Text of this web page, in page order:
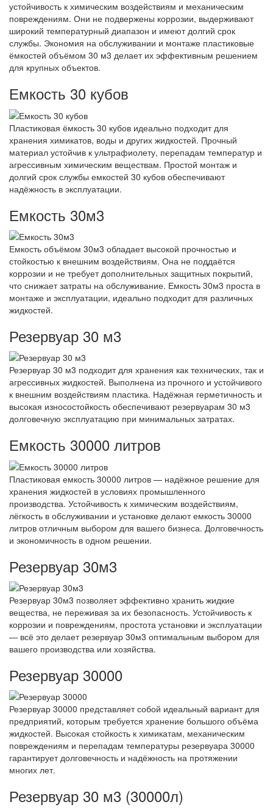
устойчивость к химическим воздействиям и механическим
повреждениям. Они не подвержены коррозии, выдерживают
широкий температурный диапазон и имеют долгий срок
службы. Экономия на обслуживании и монтаже пластиковые
ёмкостей объёмом 30 м3 делает их эффективным решением
для крупных объектов.
Емкость 30 кубов
Пластиковая ёмкость 30 кубов идеально подходит для
хранения химикатов, воды и других жидкостей. Прочный
материал устойчив к ультрафиолету, перепадам температур и
агрессивным химическим веществам. Простой монтаж и
долгий срок службы емкостей 30 кубов обеспечивают
надёжность в эксплуатации.
Емкость 30м3
Емкость объёмом 30м3 обладает высокой прочностью и
стойкостью к внешним воздействиям. Она не поддаётся
коррозии и не требует дополнительных защитных покрытий,
что снижает затраты на обслуживание. Емкость 30м3 проста в
монтаже и эксплуатации, идеально подходит для различных
жидкостей.
Резервуар 30 м3
Резервуар 30 м3 подходит для хранения как технических, так и
агрессивных жидкостей. Выполнена из прочного и устойчивого
к внешним воздействиям пластика. Надёжная герметичность и
высокая износостойкость обеспечивают резервуарам 30 м3
долговечную эксплуатацию при минимальных затратах.
Емкость 30000 литров
Пластиковая емкость 30000 литров — надёжное решение для
хранения жидкостей в условиях промышленного
производства. Устойчивость к химическим воздействиям,
лёгкость в обслуживании и установке делают емкость 30000
литров отличным выбором для вашего бизнеса. Долговечность
и экономичность в одном решении.
Резервуар 30м3
Резервуар 30м3 позволяет эффективно хранить жидкие
вещества, не переживая за их безопасность. Устойчивость к
коррозии и повреждениям, простота установки и эксплуатации
— всё это делает резервуар 30м3 оптимальным выбором для
вашего производства или хозяйства.
Резервуар 30000
Резервуар 30000 представляет собой идеальный вариант для
предприятий, которым требуется хранение большого объёма
жидкостей. Высокая стойкость к химикатам, механическим
повреждениям и перепадам температуры резервуара 30000
гарантирует долговечность и надёжность на протяжении
многих лет.
Резервуар 30 м3 (30000л)